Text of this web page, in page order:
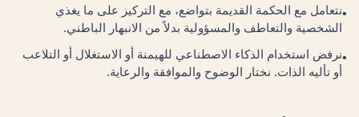
•نتعامل مع الحكمة القديمة بتواضع، مع التركيز على ما يغذي
الشخصية والتعاطف والمسؤولية بدلاً من الانبهار الباطني.
•نرفض استخدام الذكاء الاصطناعي للهيمنة أو الاستغلال أو التلاعب
أو تأليه الذات. نختار الوضوح والموافقة والرعاية.